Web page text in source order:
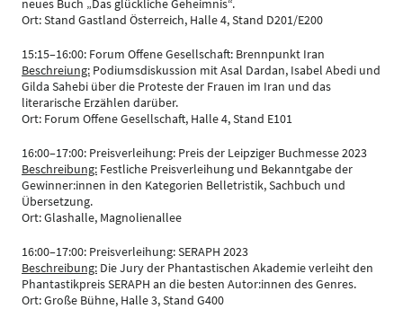
neues Buch „Das glückliche Geheimnis“.
Ort: Stand Gastland Österreich, Halle 4, Stand D201/E200
15:15–16:00: Forum Offene Gesellschaft: Brennpunkt Iran
Beschreiung: Podiumsdiskussion mit Asal Dardan, Isabel Abedi und
Gilda Sahebi über die Proteste der Frauen im Iran und das
literarische Erzählen darüber.
Ort: Forum Offene Gesellschaft, Halle 4, Stand E101
16:00–17:00: Preisverleihung: Preis der Leipziger Buchmesse 2023
Beschreibung: Festliche Preisverleihung und Bekanntgabe der
Gewinner:innen in den Kategorien Belletristik, Sachbuch und
Übersetzung.
Ort: Glashalle, Magnolienallee
16:00–17:00: Preisverleihung: SERAPH 2023
Beschreibung: Die Jury der Phantastischen Akademie verleiht den
Phantastikpreis SERAPH an die besten Autor:innen des Genres.
Ort: Große Bühne, Halle 3, Stand G400